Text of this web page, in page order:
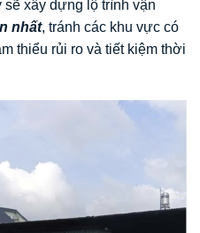
xây dựng lộ trình vận
nhất, tránh các khu vực có
thiểu rủi ro và tiết kiệm thời